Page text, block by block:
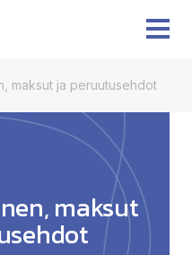
maksut ja peruutusehdot
maksut